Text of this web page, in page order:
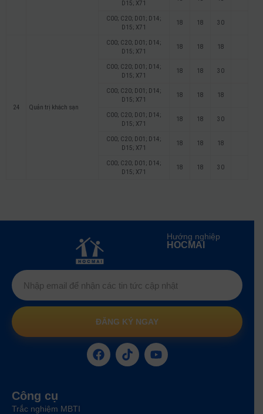
D15; X71
C00; C20; D01; D14;
D15; X71
18 18 30
24 Quản trị khách sạn
C00; C20; D01; D14;
D15; X71
18 18 18
C00; C20; D01; D14;
D15; X71
18 18 30
C00; C20; D01; D14;
D15; X71
18 18 18
C00; C20; D01; D14;
D15; X71
18 18 30
C00; C20; D01; D14;
D15; X71
18 18 18
C00; C20; D01; D14;
D15; X71
18 18 30
Hướng nghiệp
HOCMAI
ĐĂNG KÝ NGAY
Công cụ
Trắc nghiệm MBTI